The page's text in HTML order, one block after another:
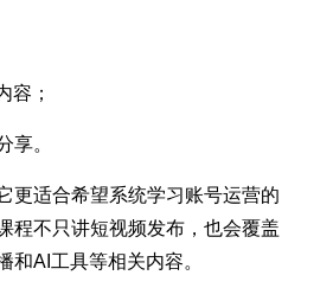
容；
享。
更适合希望系统学习账号运营的
程不只讲短视频发布，也会覆盖
和AI工具等相关内容。